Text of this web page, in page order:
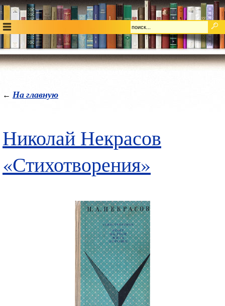
← На главную
Николай Некрасов
«Стихотворения»